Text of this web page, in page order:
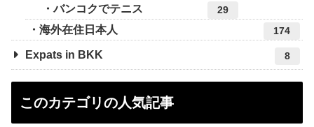
バンコクでテニス 29
海外在住日本人 174
Expats in BKK 8
このカテゴリの人気記事